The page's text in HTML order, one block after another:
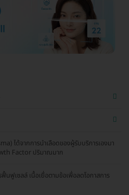
ได้จากการนำเลือดของผู้รับบริการเองมา
Factor ปริมาณมาก
นฟูเซลล์ เนื้อเยื่อตามข้อเพื่อลดโอกาสการ